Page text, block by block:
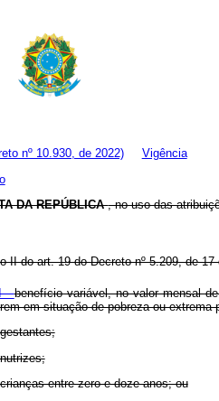
nº 10.930, de 2022)
Vigência
DA REPÚBLICA, no uso das
II do art. 19 do Decreto nº 5.209, de
-benefício variável, no valor mensal
em situação de pobreza ou
entre zero e doze anos; ou